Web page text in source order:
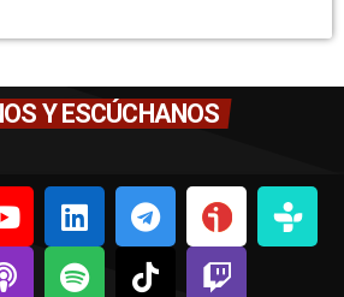
Y ESCÚCHANOS